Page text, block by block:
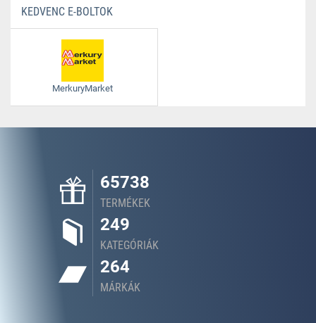
KEDVENC E-BOLTOK
MerkuryMarket
65738
TERMÉKEK
249
KATEGÓRIÁK
264
MÁRKÁK